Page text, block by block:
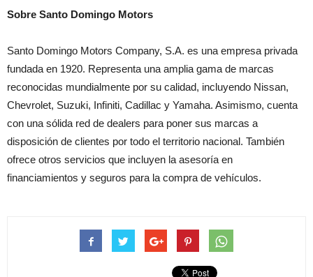
Sobre Santo Domingo Motors
Santo Domingo Motors Company, S.A. es una empresa privada
fundada en 1920. Representa una amplia gama de marcas
reconocidas mundialmente por su calidad, incluyendo Nissan,
Chevrolet, Suzuki, Infiniti, Cadillac y Yamaha. Asimismo, cuenta
con una sólida red de dealers para poner sus marcas a
disposición de clientes por todo el territorio nacional. También
ofrece otros servicios que incluyen la asesoría en
financiamientos y seguros para la compra de vehículos.